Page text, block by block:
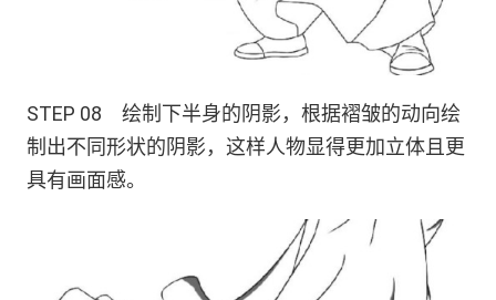
STEP 08 绘制下半身的阴影，根据褶皱的动向绘
制出不同形状的阴影，这样人物显得更加立体且更
具有画面感。